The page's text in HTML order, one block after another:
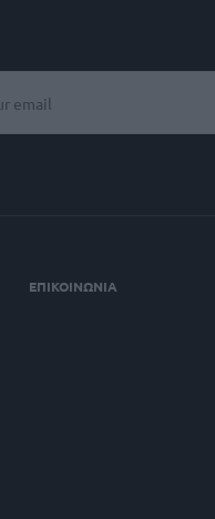
ΕΠΙΚΟΙΝΩΝΙΑ